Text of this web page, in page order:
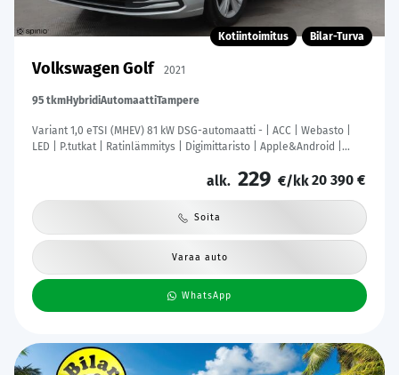
Kotiintoimitus Bilar-Turva
Volkswagen Golf 2021
95 tkmHybridiAutomaattiTampere
Variant 1,0 eTSI (MHEV) 81 kW DSG-automaatti - | ACC | Webasto |
LED | P.tutkat | Ratinlämmitys | Digimittaristo | Apple&Android |
alk. 229 €/kk20 390 €
Soita
Varaa auto
WhatsApp